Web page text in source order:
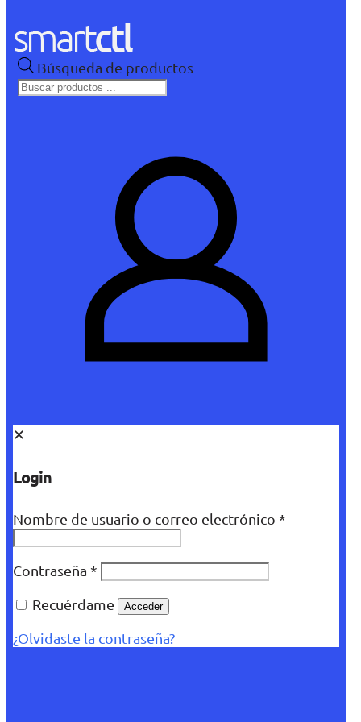
Búsqueda de productos
✕
Login
Nombre de usuario o correo electrónico *
Contraseña *
Recuérdame
Acceder
¿Olvidaste la contraseña?